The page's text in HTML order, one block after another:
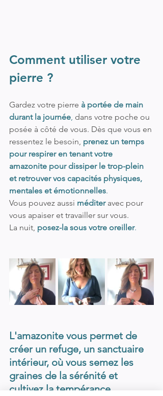
Comment utiliser votre
pierre ?
Gardez votre pierre à portée de main
durant la journée, dans votre poche ou
posée à côté de vous. Dès que vous en
ressentez le besoin, prenez un temps
pour respirer en tenant votre
amazonite pour dissiper le trop-plein
et retrouver vos capacités physiques,
mentales et émotionnelles.
Vous pouvez aussi méditer avec pour
vous apaiser et travailler sur vous.
La nuit, posez-la sous votre oreiller.
L'amazonite vous permet de
créer un refuge, un sanctuaire
intérieur, où vous semez les
graines de la sérénité et
cultivez la tempérance.